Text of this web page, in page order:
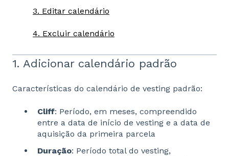
3. Editar calendário
4. Excluir calendário
1. Adicionar calendário padrão
Características do calendário de vesting padrão:
Cliff: Período, em meses, compreendido
entre a data de início de vesting e a data de
aquisição da primeira parcela
Duração: Período total do vesting,